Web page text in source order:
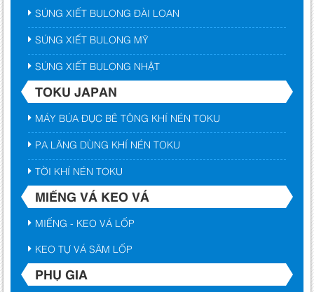
SÚNG XIẾT BULONG ĐÀI LOAN
SÚNG XIẾT BULONG MỸ
SÚNG XIẾT BULONG NHẬT
TOKU JAPAN
MÁY BÚA ĐỤC BÊ TÔNG KHÍ NÉN TOKU
PA LĂNG DÙNG KHÍ NÉN TOKU
TỜI KHÍ NÉN TOKU
MIẾNG VÁ KEO VÁ
MIẾNG - KEO VÁ LỐP
KEO TỰ VÁ SĂM LỐP
PHỤ GIA